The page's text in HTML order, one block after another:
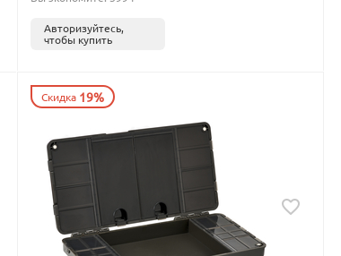
Авторизуйтесь,
чтобы купить
Скидка 19%